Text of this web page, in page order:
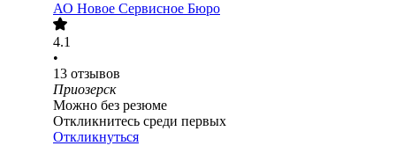
АО Новое Сервисное Бюро
4.1
•
13 отзывов
Приозерск
Можно без резюме
Откликнитесь среди первых
Откликнуться